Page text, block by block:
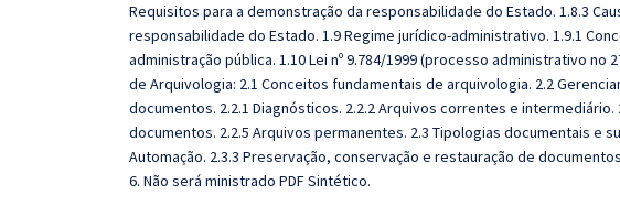
Requisitos para a demonstração da responsabilidade do Estado. 1.8.3
responsabilidade do Estado. 1.9 Regime jurídico-administrativo. 1.9.1
administração pública. 1.10 Lei nº 9.784/1999 (processo administrativo no
de Arquivologia: 2.1 Conceitos fundamentais de arquivologia. 2.2
documentos. 2.2.1 Diagnósticos. 2.2.2 Arquivos correntes e intermediário.
documentos. 2.2.5 Arquivos permanentes. 2.3 Tipologias documentais e
Automação. 2.3.3 Preservação, conservação e restauração de
6. Não será ministrado PDF Sintético.